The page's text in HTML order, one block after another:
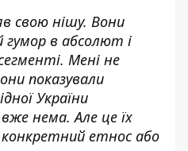
свою нішу. Вони
гумор в абсолют і
Мені не
показували
України
нема. Але це їх
конкретний етнос або